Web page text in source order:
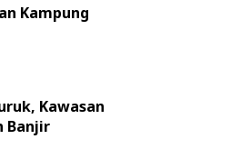
Kampung
Kawasan
Banjir